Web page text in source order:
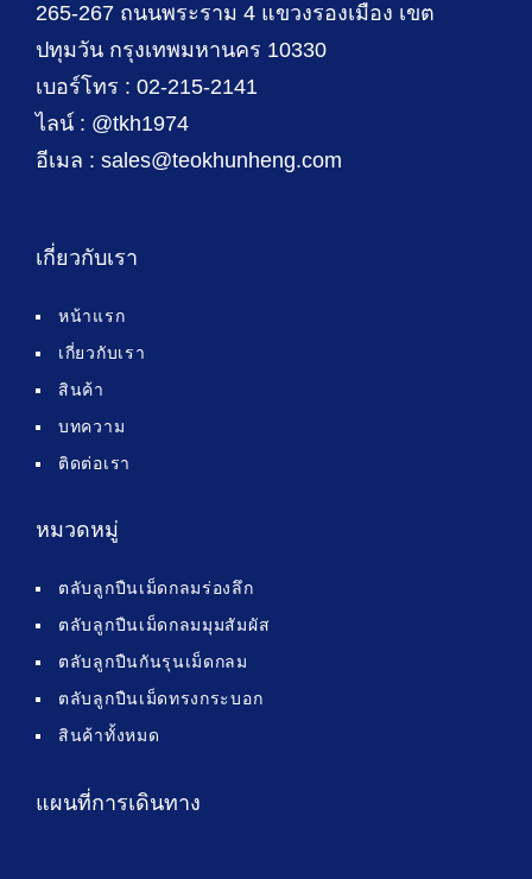
265-267 ถนนพระราม 4 แขวงรองเมือง เขต
ปทุมวัน กรุงเทพมหานคร 10330
เบอร์โทร : 02-215-2141
ไลน์ : @tkh1974
อีเมล : sales@teokhunheng.com
เกี่ยวกับเรา
หน้าแรก
เกี่ยวกับเรา
สินค้า
บทความ
ติดต่อเรา
หมวดหมู่
ตลับลูกปืนเม็ดกลมร่องลึก
ตลับลูกปืนเม็ดกลมมุมสัมผัส
ตลับลูกปืนกันรุนเม็ดกลม
ตลับลูกปืนเม็ดทรงกระบอก
สินค้าทั้งหมด
แผนที่การเดินทาง